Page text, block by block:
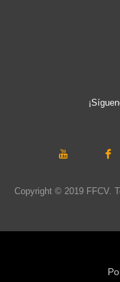
Copyright © 2019 FFCV.